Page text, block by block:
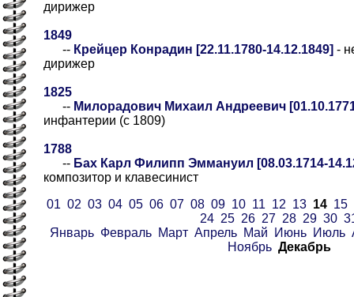
дирижер
1849
-- Крейцер Конрадин [22.11.1780-14.12.1849] -
дирижер
1825
-- Милорадович Михаил Андреевич
инфантерии (с 1809)
1788
-- Бах Карл Филипп Эммануил [08.03.1714-
композитор и клавесинист
01 02 03 04 05 06 07 08 09 10 11 12 13 14 15
24 25 26 27 28 29 30
Январь Февраль Март Апрель Май Июнь Июль
Ноябрь Декабрь